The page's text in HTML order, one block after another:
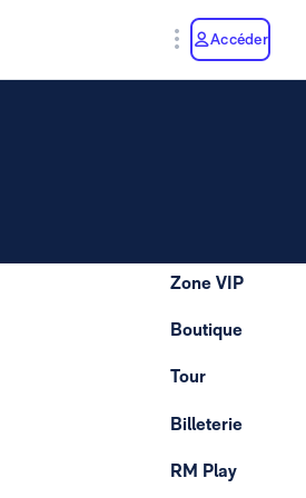
Accéder
Zone VIP
Boutique
Tour
Billeterie
RM Play